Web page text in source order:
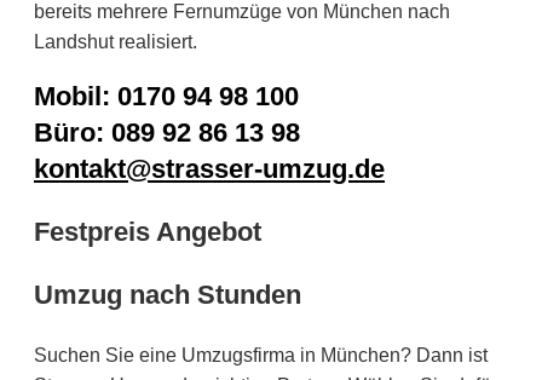
bereits mehrere Fernumzüge von München nach
Landshut realisiert.
Mobil: 0170 94 98 100
Büro: 089 92 86 13 98
kontakt@strasser-umzug.de
Festpreis Angebot
Umzug nach Stunden
Suchen Sie eine Umzugsfirma in München? Dann ist